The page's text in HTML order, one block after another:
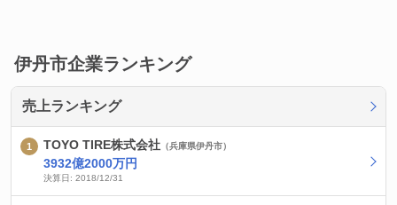
伊丹市企業ランキング
売上ランキング
TOYO TIRE株式会社 （兵庫県伊丹市）
3932億2000万円
決算日: 2018/12/31